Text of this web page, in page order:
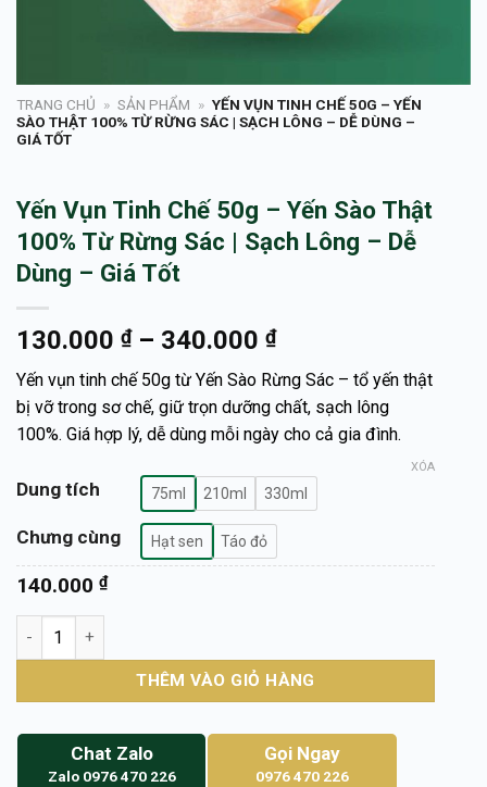
TRANG CHỦ » SẢN PHẨM » YẾN VỤN TINH CHẾ 50G – YẾN
SÀO THẬT 100% TỪ RỪNG SÁC | SẠCH LÔNG – DỄ DÙNG –
GIÁ TỐT
Yến Vụn Tinh Chế 50g – Yến Sào Thật
100% Từ Rừng Sác | Sạch Lông – Dễ
Dùng – Giá Tốt
130.000 ₫– 340.000 ₫
Yến vụn tinh chế 50g từ Yến Sào Rừng Sác – tổ yến thật
bị vỡ trong sơ chế, giữ trọn dưỡng chất, sạch lông
100%. Giá hợp lý, dễ dùng mỗi ngày cho cả gia đình.
Dung tích 75ml 210ml 330ml
Chưng cùng Hạt sen Táo đỏ
XÓA
140.000 ₫
Yến Vụn Tinh Chế 50g – Yến Sào Thật 100%
THÊM VÀO GIỎ HÀNG
Chat Zalo
Zalo 0976 470 226
Gọi Ngay
0976 470 226